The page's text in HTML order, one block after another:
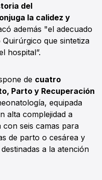
del
la calidez y
además "el adecuado
que sintetiza
hospital”.
de cuatro
Parto y Recuperación
equipada
alta complejidad a
con seis camas para
de parto o cesárea y
a la atención